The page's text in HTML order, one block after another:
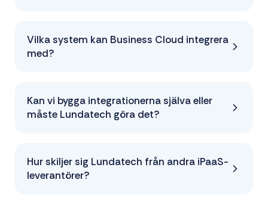
Vilka system kan Business Cloud integrera
med?
Kan vi bygga integrationerna själva eller
måste Lundatech göra det?
Hur skiljer sig Lundatech från andra iPaaS-
leverantörer?